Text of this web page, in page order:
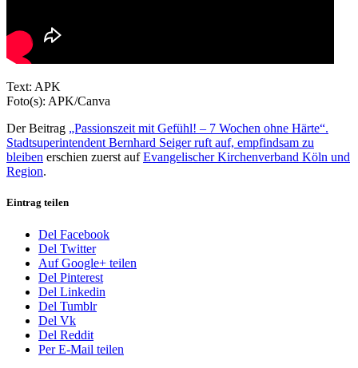
Text: APK
Foto(s): APK/Canva
Der Beitrag „Passionszeit mit Gefühl! – 7 Wochen ohne Härte“.
Stadtsuperintendent Bernhard Seiger ruft auf, empfindsam zu
bleiben erschien zuerst aufEvangelischer Kirchenverband Köln und
Region.
Eintrag teilen
Del Facebook
Del Twitter
Auf Google+ teilen
Del Pinterest
Del Linkedin
Del Tumblr
Del Vk
Del Reddit
Per E-Mail teilen